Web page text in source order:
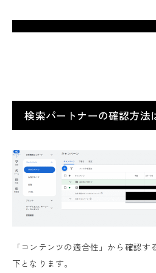
検索パートナーの確認方法
「コンテンツの適合性」から確認
下となります。